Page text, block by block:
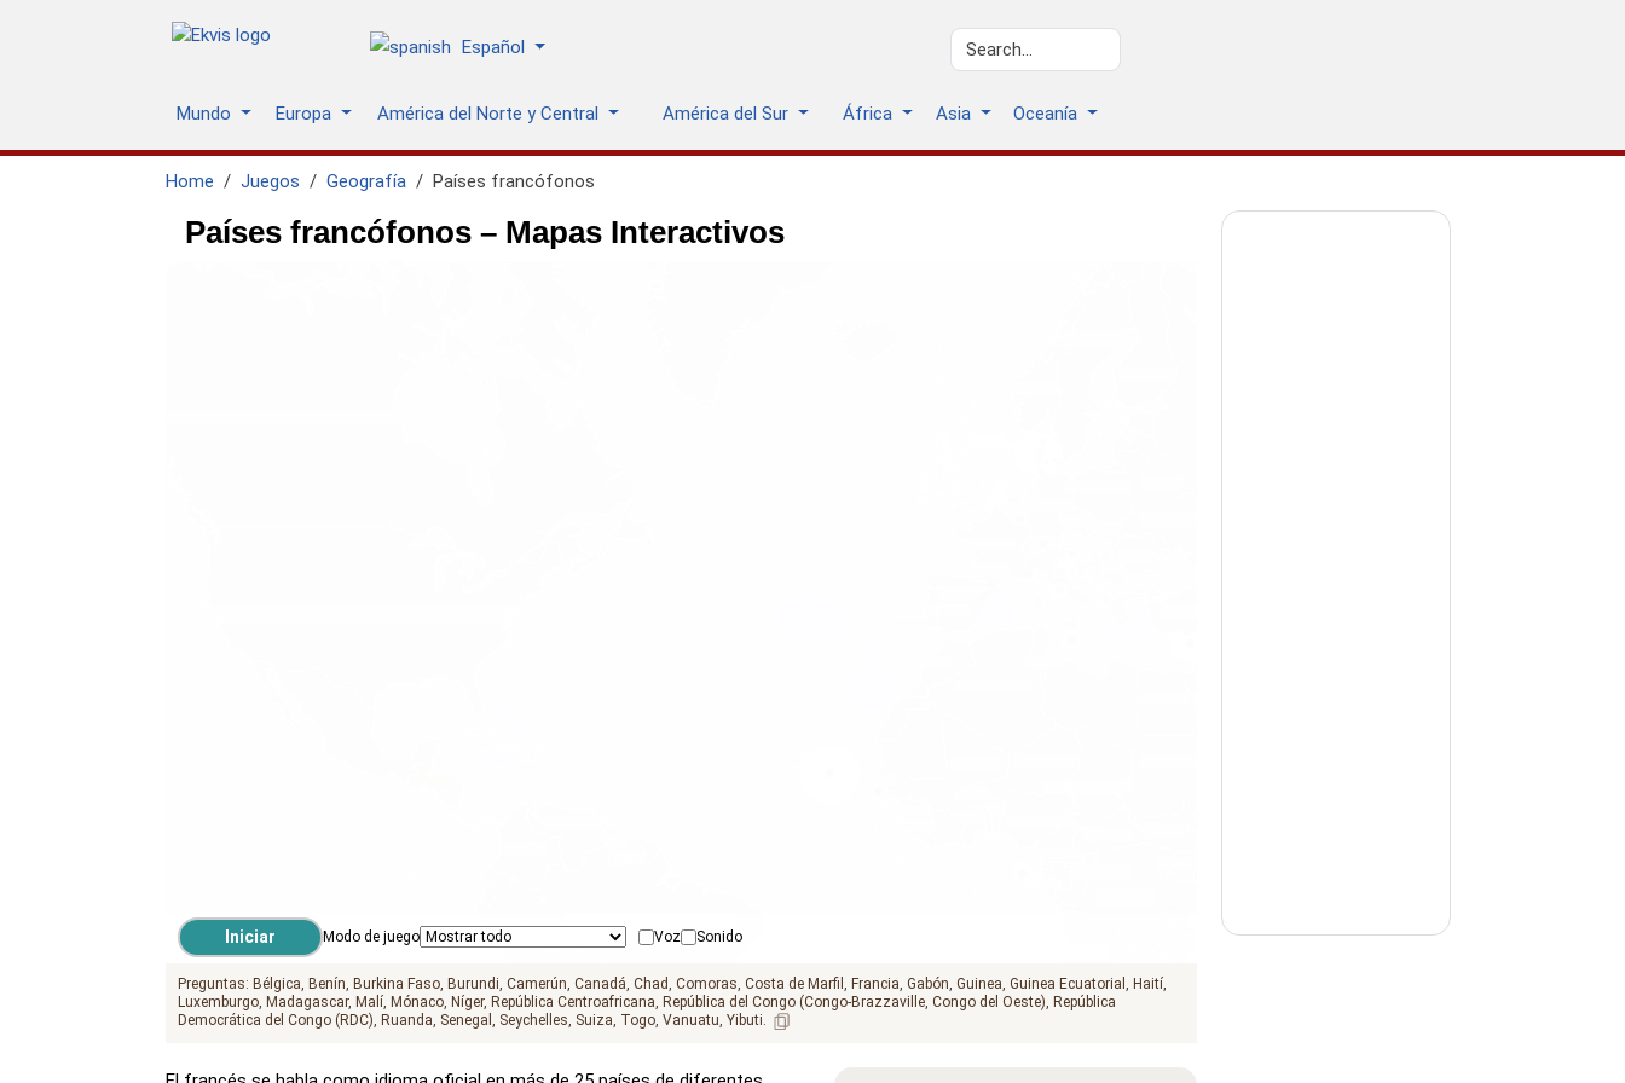
Español
Mundo Europa América del Norte y Central América del Sur África Asia Oceanía
Home Juegos Geografía Países francófonos
Países francófonos – Mapas Interactivos
Modo de juego Voz Sonido
Preguntas: Bélgica Benín Burkina Faso Burundi Camerún Canadá Chad Comoras Costa de Marfil Francia Gabón Guinea Guinea Ecuatorial
Haití
Luxemburgo Madagascar Malí Mónaco Níger República Centroafricana República del Congo (Congo-Brazzaville, Congo del Oeste)
República
Democrática del Congo (RDC)
Ruanda Senegal Seychelles Suiza Togo Vanuatu Yibuti